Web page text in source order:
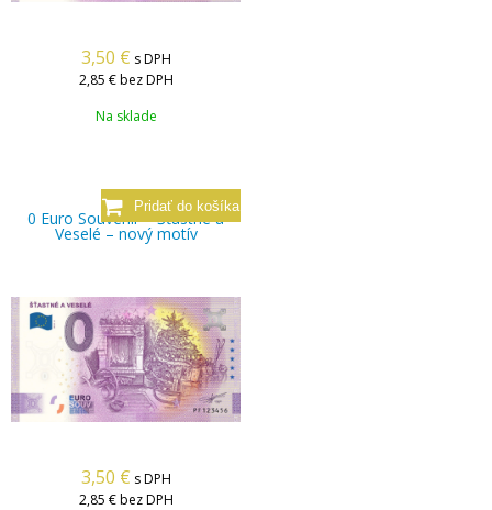
3,50 € s DPH
2,85 € bez DPH
Na sklade
0 Euro Souvenir – Šťastné a
Veselé – nový motív
3,50 € s DPH
2,85 € bez DPH